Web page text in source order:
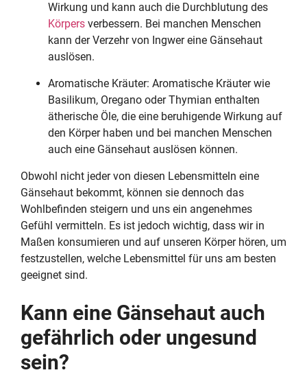
Wirkung und kann auch die Durchblutung des
Körpers verbessern. Bei manchen Menschen
kann der Verzehr von Ingwer eine Gänsehaut
auslösen.
Aromatische Kräuter: Aromatische Kräuter wie
Basilikum, Oregano oder Thymian enthalten
ätherische Öle, die eine beruhigende Wirkung auf
den Körper haben und bei manchen Menschen
auch eine Gänsehaut auslösen können.
Obwohl nicht jeder von diesen Lebensmitteln eine
Gänsehaut bekommt, können sie dennoch das
Wohlbefinden steigern und uns ein angenehmes
Gefühl vermitteln. Es ist jedoch wichtig, dass wir in
Maßen konsumieren und auf unseren Körper hören, um
festzustellen, welche Lebensmittel für uns am besten
geeignet sind.
Kann eine Gänsehaut auch
gefährlich oder ungesund
sein?